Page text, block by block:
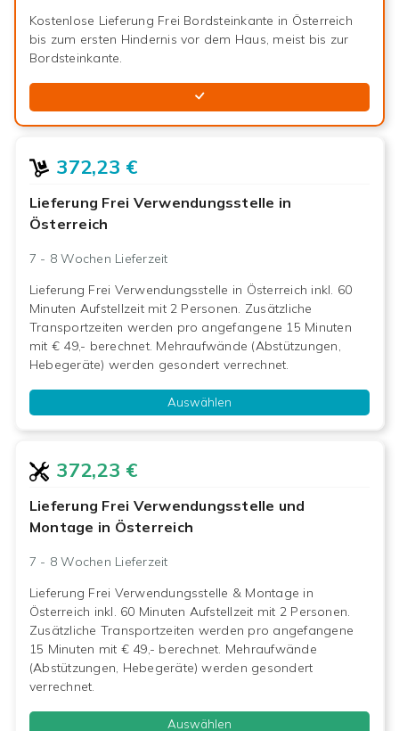
Kostenlose Lieferung Frei Bordsteinkante in Österreich
bis zum ersten Hindernis vor dem Haus, meist bis zur
Bordsteinkante.
372,23 €
Lieferung Frei Verwendungsstelle in
Österreich
7 - 8 Wochen Lieferzeit
Lieferung Frei Verwendungsstelle in Österreich inkl. 60
Minuten Aufstellzeit mit 2 Personen. Zusätzliche
Transportzeiten werden pro angefangene 15 Minuten
mit € 49,- berechnet. Mehraufwände (Abstützungen,
Hebegeräte) werden gesondert verrechnet.
Auswählen
372,23 €
Lieferung Frei Verwendungsstelle und
Montage in Österreich
7 - 8 Wochen Lieferzeit
Lieferung Frei Verwendungsstelle & Montage in
Österreich inkl. 60 Minuten Aufstellzeit mit 2 Personen.
Zusätzliche Transportzeiten werden pro angefangene
15 Minuten mit € 49,- berechnet. Mehraufwände
(Abstützungen, Hebegeräte) werden gesondert
verrechnet.
Auswählen